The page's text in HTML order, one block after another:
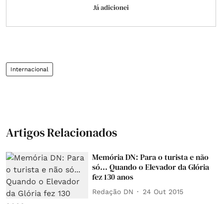
Já adicionei
Internacional
Artigos Relacionados
Memória DN: Para o turista e não
só... Quando o Elevador da Glória
fez 130 anos
Redação DN 24 Out 2015